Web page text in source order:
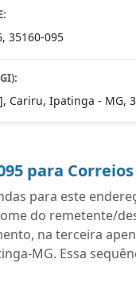
35160-095
Cariru, Ipatinga - MG,
para
para este
do remetente/
na terceira
MG. Essa